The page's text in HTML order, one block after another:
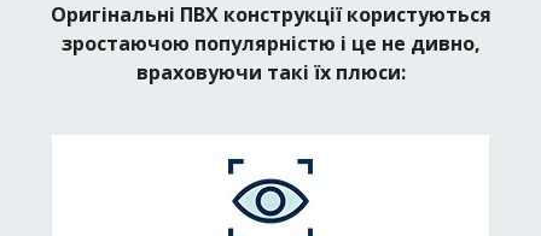
Оригінальні ПВХ конструкції користуються
зростаючою популярністю і це не дивно,
враховуючи такі їх плюси: